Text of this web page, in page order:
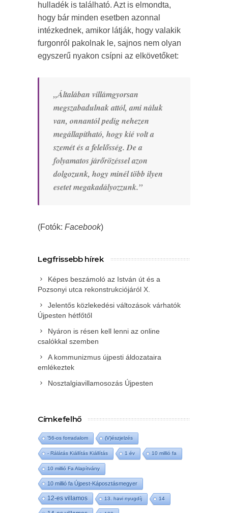
hulladék is található. Azt is elmondta,
hogy bár minden esetben azonnal
intézkednek, amikor látják, hogy valakik
furgonról pakolnak le, sajnos nem olyan
egyszerű nyakon csípni az elkövetőket:
„Általában villámgyorsan
megszabadulnak attól, ami náluk
van, onnantól pedig nehezen
megállapítható, hogy kié volt a
szemét és a felelősség. De a
folyamatos járőrözéssel azon
dolgozunk, hogy minél több ilyen
esetet megakadályozzunk.”
(Fotók: Facebook)
Legfrissebb hírek
Képes beszámoló az István út és a
Pozsonyi utca rekonstrukciójáról X.
Jelentős közlekedési változások várhatók
Újpesten hétfőtől
Nyáron is résen kell lenni az online
csalókkal szemben
A kommunizmus újpesti áldozataira
emlékeztek
Nosztalgiavillamosozás Újpesten
Címkefelhő
'56-os forradalom (V)észjelzés
- Rálátás Kiállítás Kiállítás 1 év 10 millió fa
10 millió Fa Alapítvány
10 millió fa Újpest-Káposztásmegyer
12-es villamos 13. havi nyugdíj 14